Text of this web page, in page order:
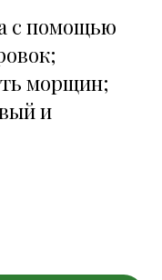
с помощью
морщин;
и